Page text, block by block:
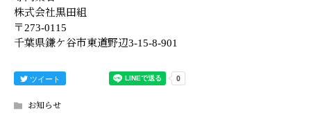
株式会社黒田組
〒273-0115
千葉県鎌ケ谷市東道野辺3-15-8-901
ツイート
お知らせ